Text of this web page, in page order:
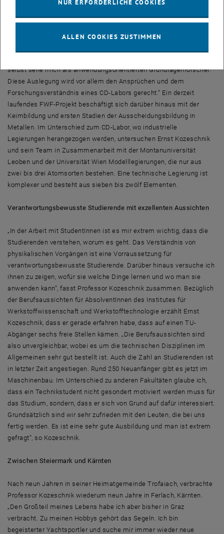
weiter entwickelt wird. Darüber hinaus ist im Rahmen des CD-
Labors speziell die Ausscheidungsbildung (Precipitation) in
selbst sehe mich als anwendungsorientierten Grundlagenforscher.
Diese Auslegung wird vor allem den Ansprüchen und dem
Forschungsverständnis eines CD-Labors gerecht.“ Ein derzeit
laufendes FWF-Projekt beschäftigt sich darüber hinaus mit der
Keimbildung und ersten Stadien der Ausscheidungsbildung in
Metallen. Im Unterschied zum CD-Labor, wo industrielle
Legierungen herangezogen werden, untersuchen Ernst Kozeschnik
und sein Team in Zusammenarbeit mit der Montanuniversität
Leoben und der Universität Wien Modelllegierungen, die nur aus
zwei bis drei Atomsorten bestehen. Eine technische Legierung ist
komplexer und besteht aus sieben bis zwölf Elementen.
Verantwortungsbewusste Studierende mit exzellenten Aussichten
„In der Arbeit mit StudentInnen ist es mir extrem wichtig, dass die
Studierenden verstehen, worum es geht. Das Verständnis von
physikalischen Vorgängen ist eine Vorraussetzung für
verantwortungsbewusste Studierende. Darüber hinaus versuche ich
ihnen zu zeigen, wofür sie welche Dinge lernen und wo man sie
anwenden kann“, fasst Professor Kozeschnik zusammen. Bezüglich
der Berufsaussichten für AbsolventInnen des Institutes für
Werkstoffwissenschaft und Werkstofftechnologie erzählt Ernst
Kozeschnik, dass er gerade erfahren habe, dass auf einen TU-
Abgänger sechs freie Stellen kämen. „Die Berufsaussichten sind
also unvergleichbar, wobei es um die technischen Disziplinen im
Allgemeinen sehr gut bestellt ist. Auch die Zahl an Studierenden ist
in letzter Zeit angestiegen. Rund 250 Neuanfänger gibt es jetzt im
Maschinenbau. Im Unterschied zu anderen Fakultäten glaube ich,
dass ein Technikstudent nicht gesondert motiviert werden muss für
das Studium, sondern, dass er sich von Grund auf dafür interessiert.
Grundsätzlich sind wir sehr zufrieden mit den Leuten, die bei uns
fertig werden. Es ist eine sehr gute Ausbildung und man ist extrem
gefragt“, so Kozeschnik.
Zwischen Steiermark und Kärnten
Nach neun Jahren in seiner Heimatgemeinde Trofaiach, verbrachte
Professor Kozeschnik wiederum neun Jahre in Ferlach, Kärnten.
„Den Großteil meines Lebens habe ich aber bisher in Graz
verbracht. Zu meinen Hobbys gehört das Segeln. Ich bin
begeisterter Yachtsportler und suche mir immer wieder neue
NUR ERFORDERLICHE COOKIES
ALLEN COOKIES ZUSTIMMEN